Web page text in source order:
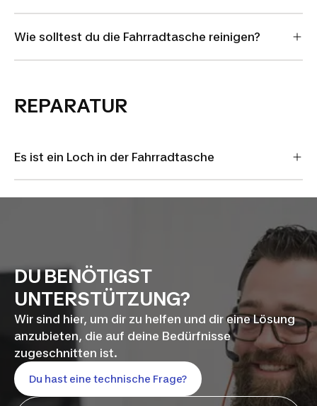
Wie solltest du die Fahrradtasche reinigen?
REPARATUR
Es ist ein Loch in der Fahrradtasche
DU BENÖTIGST
UNTERSTÜTZUNG?
Wir sind hier, um dir zu helfen und dir eine Lösung
anzubieten, die auf deine Bedürfnisse
zugeschnitten ist.
Du hast eine technische Frage?